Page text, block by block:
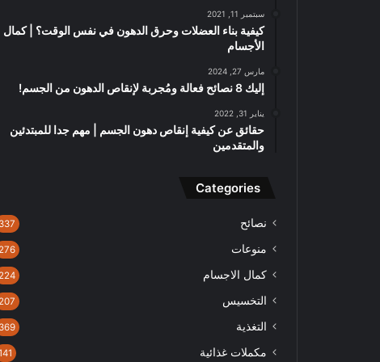
سبتمبر 11, 2021
كيفية بناء العضلات وحرق الدهون في نفس الوقت؟ | كمال
الأجسام
مارس 27, 2024
إليك 8 نصائح فعالة ومُجربة لإنقاص الدهون من الجسم!
يناير 31, 2022
حقائق عن كيفية إنقاص دهون الجسم | مهم جدا للمبتدئين
والمتقدمين
Categories
نصائح 337
منوعات
كمال الاجسام
التخسيس
التغذية 369
مكملات غذائية